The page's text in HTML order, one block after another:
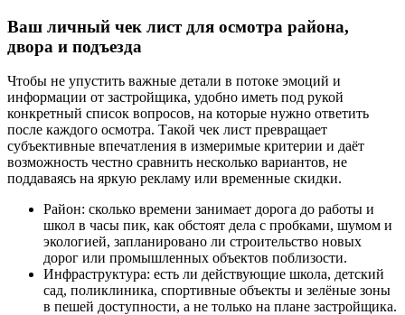
Ваш личный чек лист для осмотра района,
двора и подъезда
Чтобы не упустить важные детали в потоке эмоций и
информации от застройщика, удобно иметь под рукой
конкретный список вопросов, на которые нужно ответить
после каждого осмотра. Такой чек лист превращает
субъективные впечатления в измеримые критерии и даёт
возможность честно сравнить несколько вариантов, не
поддаваясь на яркую рекламу или временные скидки.
Район: сколько времени занимает дорога до работы и
школ в часы пик, как обстоят дела с пробками, шумом и
экологией, запланировано ли строительство новых
дорог или промышленных объектов поблизости.
Инфраструктура: есть ли действующие школа, детский
сад, поликлиника, спортивные объекты и зелёные зоны
в пешей доступности, а не только на плане застройщика.